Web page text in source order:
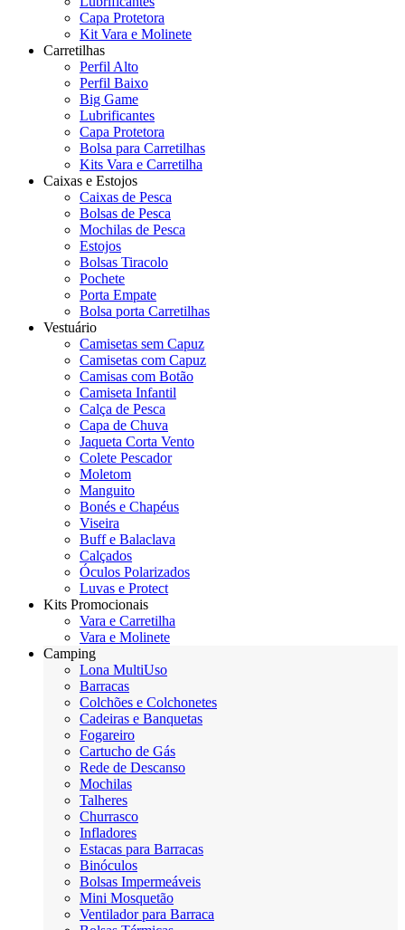
Capa Protetora
Kit Vara e Molinete
Carretilhas
Perfil Alto
Perfil Baixo
Big Game
Lubrificantes
Capa Protetora
Bolsa para Carretilhas
Kits Vara e Carretilha
Caixas e Estojos
Caixas de Pesca
Bolsas de Pesca
Mochilas de Pesca
Estojos
Bolsas Tiracolo
Pochete
Porta Empate
Bolsa porta Carretilhas
Vestuário
Camisetas sem Capuz
Camisetas com Capuz
Camisas com Botão
Camiseta Infantil
Calça de Pesca
Capa de Chuva
Jaqueta Corta Vento
Colete Pescador
Moletom
Manguito
Bonés e Chapéus
Viseira
Buff e Balaclava
Calçados
Óculos Polarizados
Luvas e Protect
Kits Promocionais
Vara e Carretilha
Vara e Molinete
Camping
Lona MultiUso
Barracas
Colchões e Colchonetes
Cadeiras e Banquetas
Fogareiro
Cartucho de Gás
Rede de Descanso
Mochilas
Talheres
Churrasco
Infladores
Estacas para Barracas
Binóculos
Bolsas Impermeáveis
Mini Mosquetão
Ventilador para Barraca